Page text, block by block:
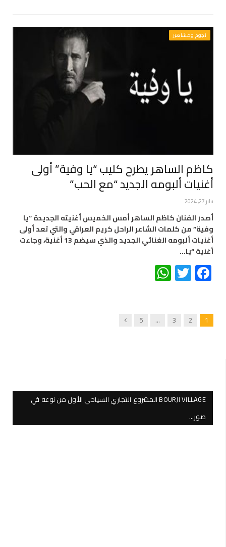
نجوم ومشاهير
كاظم الساهر يطرح كليب “يا وفية” أولى
أغنيات ألبومه الجديد “مع الحب”
يناير 27, 2024
أصدر الفنان كاظم الساهر أمس الخميس أغنيته الجديدة “يا
وفية” من كلمات الشاعر الراحل كريم العراقي والتي تعد أولى
أغنيات ألبومه الغنائي الجديد والذي سيضم 13 أغنية، وجاءت
أغنية “يا…
Facebook
Twitter
1
2
3
…
5
Next
BOURJI VILLAGE المشروع التجاري السياحي الأول من نوعه في
صور…